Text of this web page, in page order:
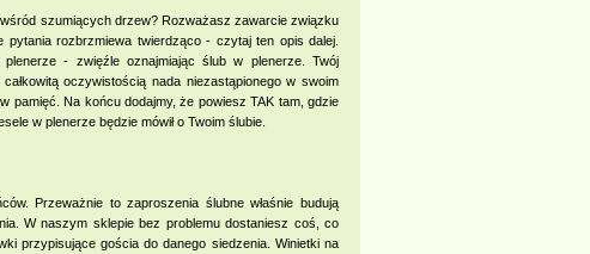
szumiących drzew? Rozważasz zawarcie związku
rozbrzmiewa twierdząco - czytaj ten opis dalej.
- zwięźle oznajmiając ślub w plenerze. Twój
oczywistością nada niezastąpionego w swoim
pamięć. Na końcu dodajmy, że powiesz TAK tam, gdzie
w plenerze będzie mówił o Twoim ślubie.
Przeważnie to zaproszenia ślubne właśnie budują
W naszym sklepie bez problemu dostaniesz coś, co
przypisujące gościa do danego siedzenia. Winietki na